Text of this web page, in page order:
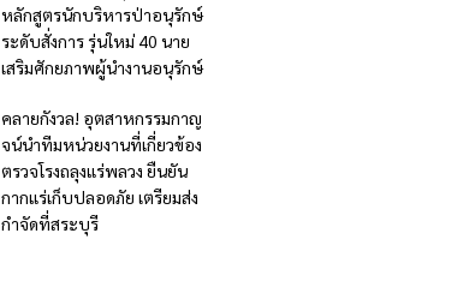
หลักสูตรนักบริหารป่าอนุรักษ์
ระดับสั่งการ รุ่นใหม่ 40 นาย
เสริมศักยภาพผู้นำงานอนุรักษ์
คลายกังวล! อุตสาหกรรมกาญ
จน์นำทีมหน่วยงานที่เกี่ยวข้อง
ตรวจโรงถลุงแร่พลวง ยืนยัน
กากแร่เก็บปลอดภัย เตรียมส่ง
กำจัดที่สระบุรี